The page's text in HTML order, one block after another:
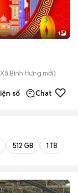
1
Xã Bình Hưng mới)
số Chat
512 GB 1 TB